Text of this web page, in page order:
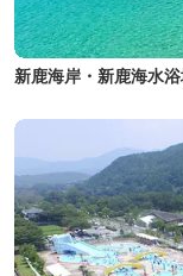
新鹿海岸・新鹿海水